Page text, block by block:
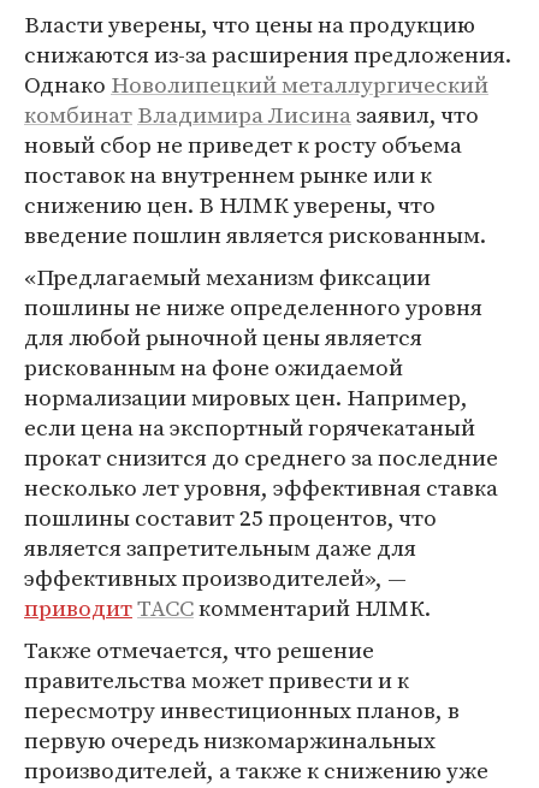
Власти уверены, что цены на продукцию
снижаются из-за расширения предложения.
Однако Новолипецкий металлургический
комбинатВладимира Лисиназаявил, что
новый сбор не приведет к росту объема
поставок на внутреннем рынке или к
снижению цен. В НЛМК уверены, что
введение пошлин является рискованным.
«Предлагаемый механизм фиксации
пошлины не ниже определенного уровня
для любой рыночной цены является
рискованным на фоне ожидаемой
нормализации мировых цен. Например,
если цена на экспортный горячекатаный
прокат снизится до среднего за последние
несколько лет уровня, эффективная ставка
пошлины составит 25 процентов, что
является запретительным даже для
эффективных производителей», —
приводитТАССкомментарий НЛМК.
Также отмечается, что решение
правительства может привести и к
пересмотру инвестиционных планов, в
первую очередь низкомаржинальных
производителей, а также к снижению уже